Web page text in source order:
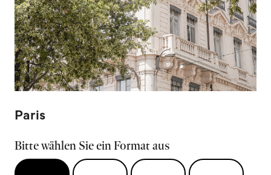
Paris
Bitte wählen Sie ein Format aus